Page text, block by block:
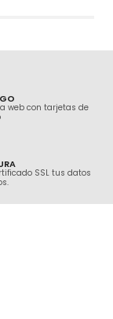
web con tarjetas de
SSL tus datos